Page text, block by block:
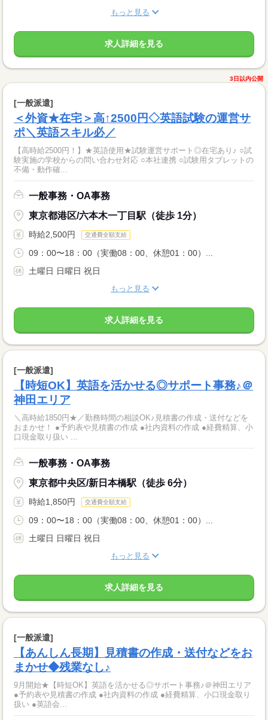
もっと見る
求人詳細を見る
3日以内公開
[一般派遣]
＜外資★在宅＞高↑2500円◇英語試験の運営サ
ポ＼英語スキル必／
【高時給2500円！】★英語使用★試験運営サポート◎在宅あり♪ ○試
験実施の学校からの問い合わせ対応 ○本社連携 ○試験用タブレットの
不備・動作確...
一般事務・OA事務
東京都港区/六本木一丁目駅（徒歩 1分）
時給2,500円 交通費全額支給
09：00〜18：00（実働08：00、休憩01：00）...
土曜日 日曜日 祝日
もっと見る
求人詳細を見る
[一般派遣]
【時短OK】英語を活かせる◎サポート事務♪＠
神田エリア
＼高時給1850円★／勤務時間の相談OK♪見積書の作成・送付などを
おまかせ！ ●予約表や見積書の作成 ●社内資料の作成 ●経費精算、小
口現金取り扱い ...
一般事務・OA事務
東京都中央区/新日本橋駅（徒歩 6分）
時給1,850円 交通費全額支給
09：00〜18：00（実働08：00、休憩01：00）...
土曜日 日曜日 祝日
もっと見る
求人詳細を見る
[一般派遣]
【あんしん長期】見積書の作成・送付などをお
まかせ◆残業なし♪
9月開始★【時短OK】英語を活かせる◎サポート事務♪＠神田エリア
●予約表や見積書の作成 ●社内資料の作成 ●経費精算、小口現金取り
扱い ●英語会...